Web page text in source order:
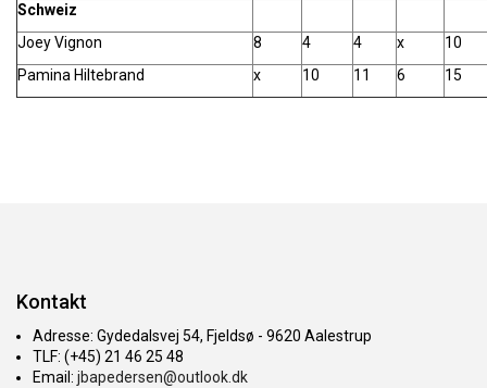
Schweiz
Joey Vignon
8 4 4 x
10
Pamina Hiltebrand
x 10 11 6 15
Kontakt
Adresse: Gydedalsvej 54, Fjeldsø - 9620 Aalestrup
TLF: (+45) 21 46 25 48
Email: jbapedersen@outlook.dk